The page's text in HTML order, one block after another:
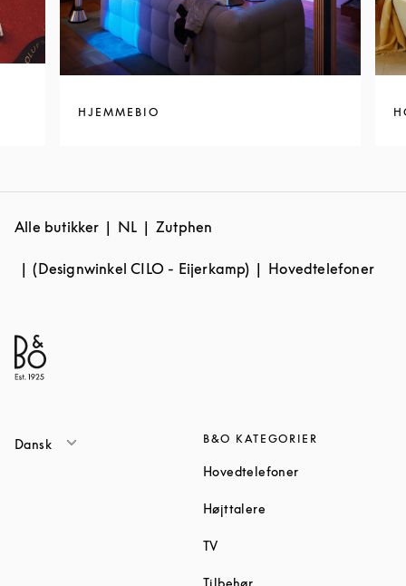
HJEMMEBIO
Alle butikker NL Zutphen
(Designwinkel CILO - Eijerkamp) Hovedtelefoner
Dansk B&O KATEGORIER
HovedtelefonerLink Opens in
Højttalere
TVLink Opens in New Tab
TilbehørLink Opens in New Tab